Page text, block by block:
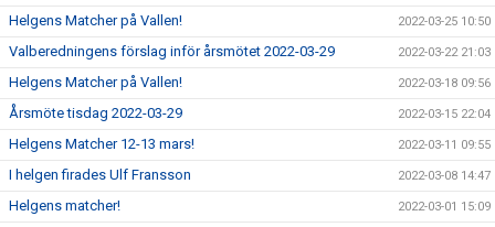
Helgens Matcher på Vallen! 2022-03-25 10:50
Valberedningens förslag inför årsmötet 2022-03-29 2022-03-22 21:03
Helgens Matcher på Vallen! 2022-03-18 09:56
Årsmöte tisdag 2022-03-29 2022-03-15 22:04
Helgens Matcher 12-13 mars! 2022-03-11 09:55
I helgen firades Ulf Fransson 2022-03-08 14:47
Helgens matcher! 2022-03-01 15:09